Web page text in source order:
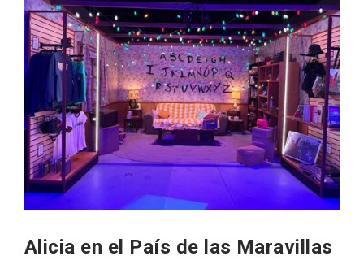
Alicia en el País de las Maravillas